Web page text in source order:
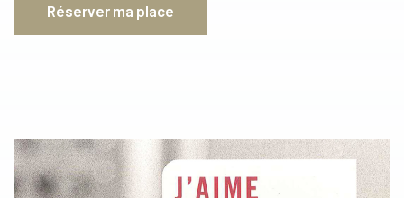
Réserver ma place